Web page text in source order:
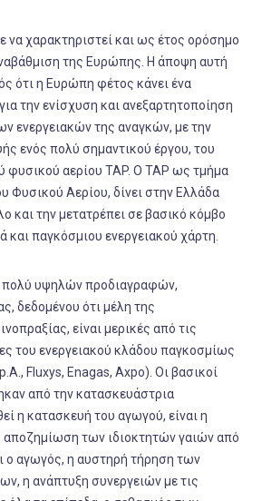
να χαρακτηριστεί και ως έτος ορόσημο
της Ευρώπης. H άποψη αυτή
ότι η Ευρώπη φέτος κάνει ένα
την ενίσχυση και ανεξαρτητοποίηση
ενεργειακών της αναγκών, με την
ενός πολύ σημαντικού έργου, του
φυσικού αερίου TAP. Ο TAP ως τμήμα
Φυσικού Αερίου, δίνει στην Ελλάδα
και την μετατρέπει σε βασικό κόμβο
και παγκόσμιου ενεργειακού χάρτη.
πολύ υψηλών προδιαγραφών,
δεδομένου ότι μέλη της
είναι μερικές από τις
του ενεργειακού κλάδου παγκοσμίως
Fluxys, Enagas, Axpo). Οι βασικοί
από την κατασκευάστρια
η κατασκευή του αγωγού, είναι η
αποζημίωση των ιδιοκτητών γαιών από
ο αγωγός, η αυστηρή τήρηση των
η ανάπτυξη συνεργειών με τις